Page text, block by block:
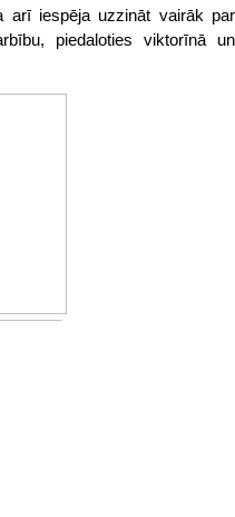
arī iespēja uzzināt vairāk par
piedaloties viktorīnā un